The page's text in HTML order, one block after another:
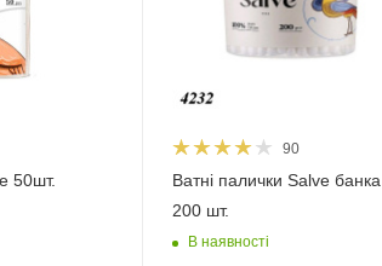
50шт.
90
Ватні палички Salve банка
200 шт.
В наявності